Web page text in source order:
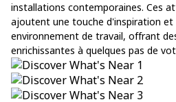
installations contemporaines. Ces
ajoutent une touche d'inspiration
environnement de travail, offrant
enrichissantes à quelques pas de